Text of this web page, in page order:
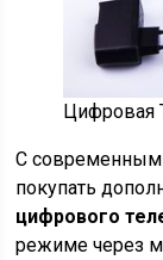
Цифровая
С
покупать
цифрового
режиме через